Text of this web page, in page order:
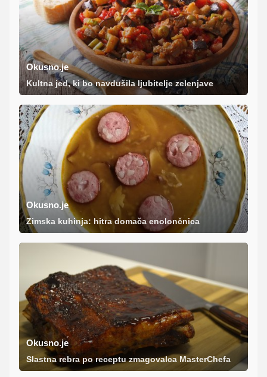
Okusno.je
Kultna jed, ki bo navdušila ljubitelje zelenjave
Okusno.je
Zimska kuhinja: hitra domača enolončnica
Okusno.je
Slastna rebra po receptu zmagovalca MasterChefa